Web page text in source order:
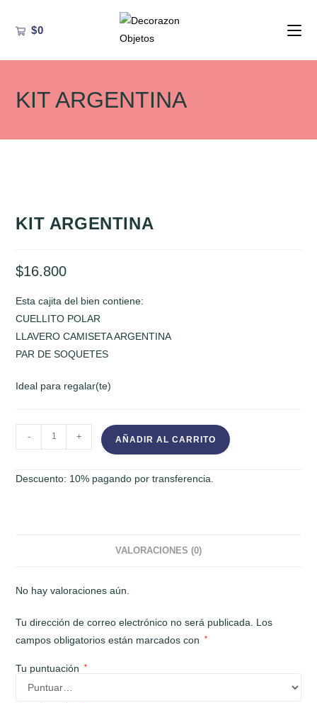
$0
KIT ARGENTINA
KIT ARGENTINA
$16.800
Esta cajita del bien contiene:
CUELLITO POLAR
LLAVERO CAMISETA ARGENTINA
PAR DE SOQUETES
Ideal para regalar(te)
ARGENTINA
- + AÑADIR AL CARRITO
Descuento: 10% pagando por transferencia.
VALORACIONES (0)
No hay valoraciones aún.
Tu dirección de correo electrónico no será publicada.
Los
campos obligatorios están marcados con
*
Tu puntuación *